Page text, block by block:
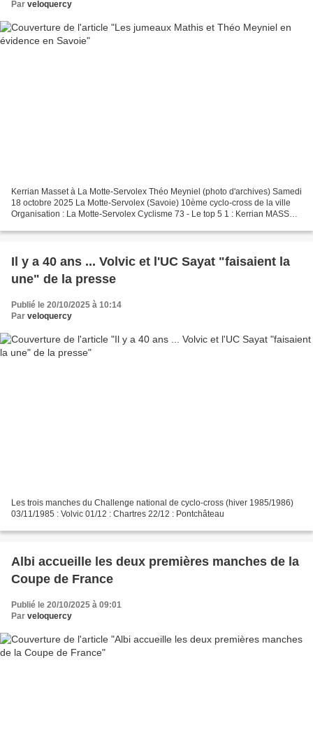
Par veloquercy
Kerrian Masset à La Motte-Servolex Théo Meyniel (photo d'archives) Samedi
18 octobre 2025 La Motte-Servolex (Savoie) 10ème cyclo-cross de la ville
Organisation : La Motte-Servolex Cyclisme 73 - Le top 5 1 : Kerrian MASSET
Il y a 40 ans ... Volvic et l'UC Sayat "faisaient la
une" de la presse
Publié le 20/10/2025 à 10:14
Par veloquercy
Les trois manches du Challenge national de cyclo-cross (hiver 1985/1986)
03/11/1985 : Volvic 01/12 : Chartres 22/12 : Pontchâteau
Albi accueille les deux premières manches de la
Coupe de France
Publié le 20/10/2025 à 09:01
Par veloquercy